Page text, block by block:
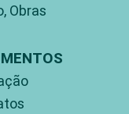
Obras